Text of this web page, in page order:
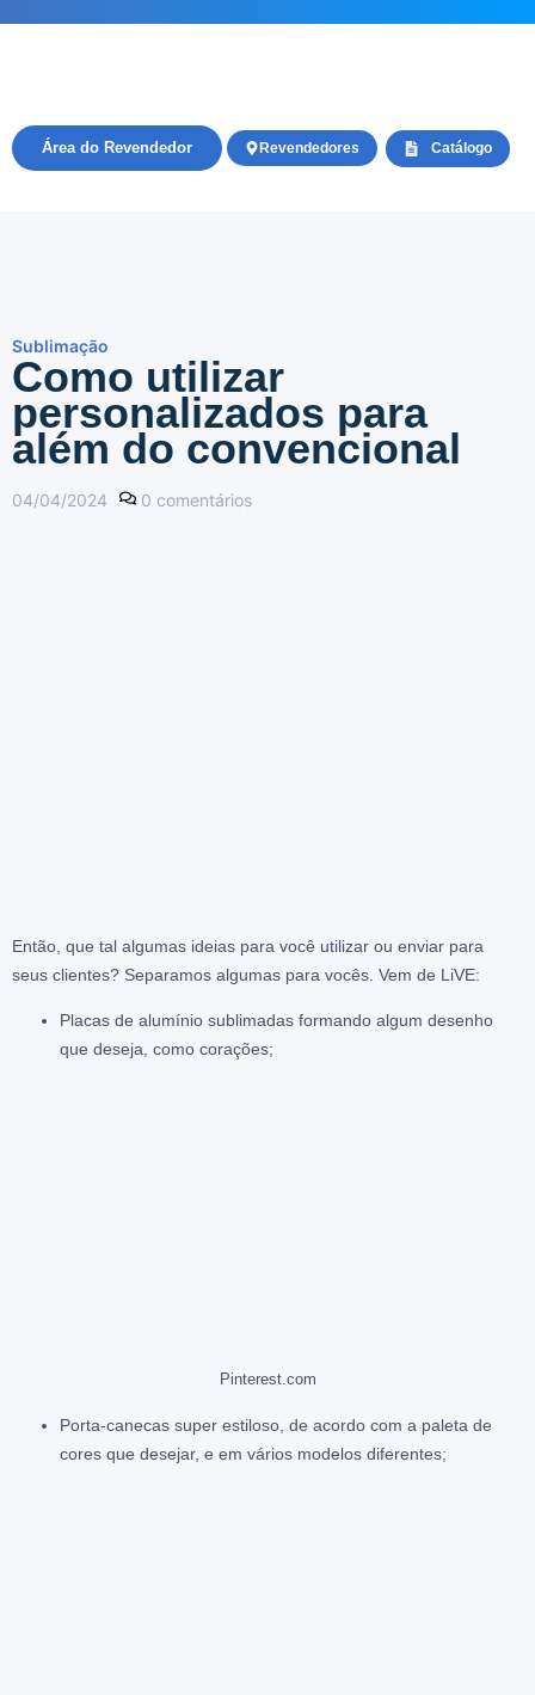
Catálogo
Revendedores
Área do Revendedor
Sublimação
Como utilizar
personalizados para
além do convencional
04/04/2024 0 comentários
Então, que tal algumas ideias para você utilizar ou enviar para
seus clientes? Separamos algumas para vocês. Vem de LiVE:
Placas de alumínio sublimadas formando algum desenho
que deseja, como corações;
Pinterest.com
Porta-canecas super estiloso, de acordo com a paleta de
cores que desejar, e em vários modelos diferentes;